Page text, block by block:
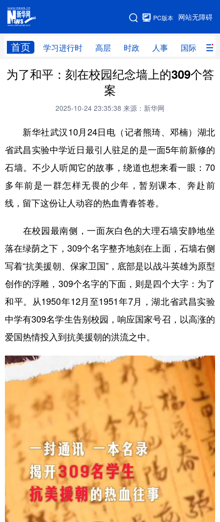
网站无障碍
PC版本
首页 学习进行时 高层 时政 人事 国际 财
网站地图
学习进行时 高层 时政 人事
科技 科创 量子 体育
文化 书画 健康 军事
法律 中央文件 金融
城市
彩票 娱乐 时尚 悦读
公益 一带一路 亚太网 上市公司
文化产业
地方频道
北京
辽宁 吉林 上海 江苏
安徽 福建 江西
河南 湖北 湖南
广东 广西 海南 重庆
四川 贵州 云南 西藏
陕西 甘肃 青海 宁夏
为了和平：刻在校园纪念墙上的309个答
案
2025-10-24 23:35:38 来源：新华网
新华社武汉10月24日电（记者熊琦、邓楠）湖北
省武昌实验中学近日最引人驻足的是一面5年前新修的
石墙。不少人听闻它的故事，绕道也想来看一眼：70
多年前是一群怎样无畏的少年，暂别课本、奔赴前
线，留下这份让人动容的热血青春答卷。
在校园最南侧，一面灰白色的大理石墙安静地坐
落在绿荫之下，309个名字整齐地刻在上面，石墙右侧
写着“抗美援朝、保家卫国”，底部是以战斗英雄为原型
创作的浮雕，309个名字的下面，则是四个大字：为了
和平。从1950年12月至1951年7月，湖北省武昌实验
中学有309名学生告别校园，响应国家号召，以高涨的
爱国热情投入到抗美援朝的洪流之中。